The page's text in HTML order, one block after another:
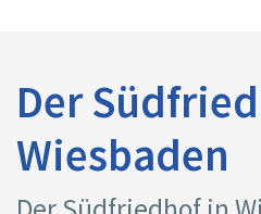
Der
Wiesbaden